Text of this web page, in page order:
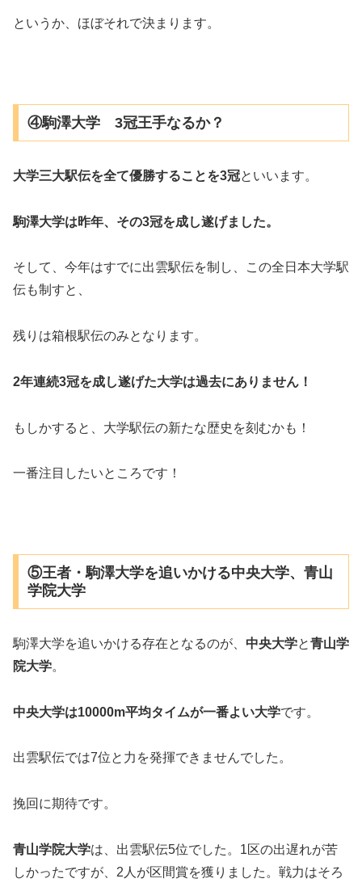
というか、ほぼそれで決まります。
④駒澤大学 3冠王手なるか？
大学三大駅伝を全て優勝することを3冠といいます。
駒澤大学は昨年、その3冠を成し遂げました。
そして、今年はすでに出雲駅伝を制し、この全日本大学駅
伝も制すと、
残りは箱根駅伝のみとなります。
2年連続3冠を成し遂げた大学は過去にありません！
もしかすると、大学駅伝の新たな歴史を刻むかも！
一番注目したいところです！
⑤王者・駒澤大学を追いかける中央大学、青山
学院大学
駒澤大学を追いかける存在となるのが、 中央大学と青山学
院大学。
中央大学は10000m平均タイムが一番よい大学です。
出雲駅伝では7位と力を発揮できませんでした。
挽回に期待です。
青山学院大学は、出雲駅伝5位でした。1区の出遅れが苦
しかったですが、2人が区間賞を獲りました。戦力はそろ